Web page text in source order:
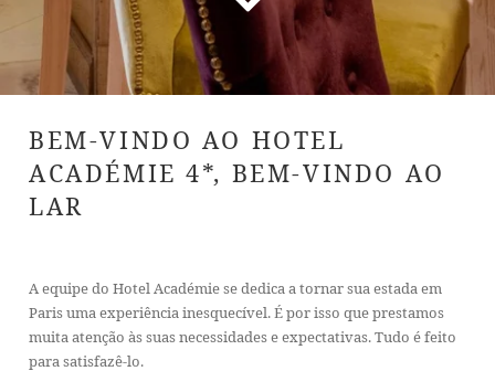
BEM-VINDO AO HOTEL
ACADÉMIE 4*, BEM-VINDO AO
LAR
A equipe do Hotel Académie se dedica a tornar sua estada em
Paris uma experiência inesquecível. É por isso que prestamos
muita atenção às suas necessidades e expectativas. Tudo é feito
para satisfazê-lo.